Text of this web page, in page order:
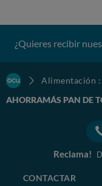
¿Quieres recibir
Alimentación :
AHORRAMÁS PAN DE
Reclama!
CONTACTAR